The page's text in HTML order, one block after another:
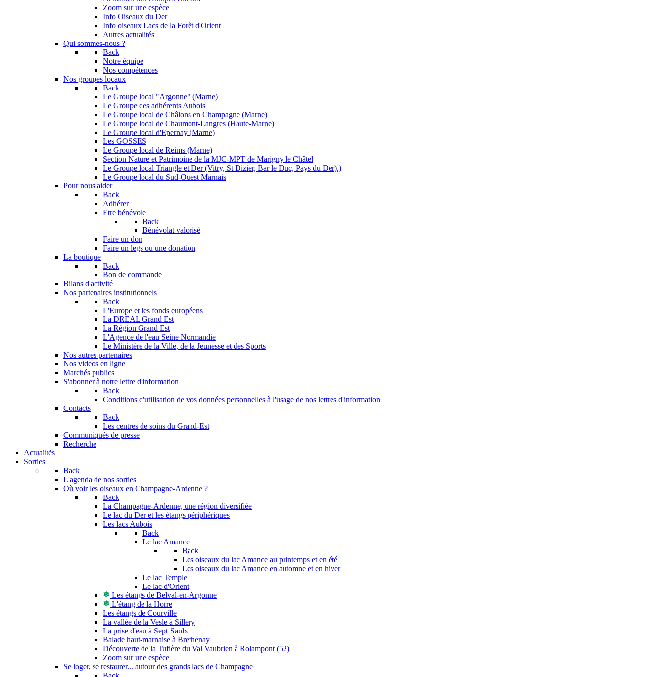
Zoom sur une espèce
Info Oiseaux du Der
Info oiseaux Lacs de la Forêt d'Orient
Autres actualités
Qui sommes-nous ?
Back
Notre équipe
Nos compétences
Nos groupes locaux
Back
Le Groupe local "Argonne" (Marne)
Le Groupe des adhérents Aubois
Le Groupe local de Châlons en Champagne (Marne)
Le Groupe local de Chaumont-Langres (Haute-Marne)
Le Groupe local d'Epernay (Marne)
Les GOSSES
Le Groupe local de Reims (Marne)
Section Nature et Patrimoine de la MJC-MPT de Marigny le Châtel
Le Groupe local Triangle et Der (Vitry, St Dizier, Bar le Duc, Pays du Der).)
Le Groupe local du Sud-Ouest Marnais
Pour nous aider
Back
Adhérer
Etre bénévole
Back
Bénévolat valorisé
Faire un don
Faire un legs ou une donation
La boutique
Back
Bon de commande
Bilans d'activité
Nos partenaires institutionnels
Back
L'Europe et les fonds européens
La DREAL Grand Est
La Région Grand Est
L'Agence de l'eau Seine Normandie
Le Ministère de la Ville, de la Jeunesse et des Sports
Nos autres partenaires
Nos vidéos en ligne
Marchés publics
S'abonner à notre lettre d'information
Back
Conditions d'utilisation de vos données personnelles à l'usage de nos lettres d'information
Contacts
Back
Les centres de soins du Grand-Est
Communiqués de presse
Recherche
Actualités
Sorties
Back
L'agenda de nos sorties
Où voir les oiseaux en Champagne-Ardenne ?
Back
La Champagne-Ardenne, une région diversifiée
Le lac du Der et les étangs périphériques
Les lacs Aubois
Back
Le lac Amance
Back
Les oiseaux du lac Amance au printemps et en été
Les oiseaux du lac Amance en automne et en hiver
Le lac Temple
Le lac d'Orient
Les étangs de Belval-en-Argonne
L'étang de la Horre
Les étangs de Courville
La vallée de la Vesle à Sillery
La prise d'eau à Sept-Saulx
Balade haut-marnaise à Brethenay
Découverte de la Tufière du Val Vaubrien à Rolampont (52)
Zoom sur une espèce
Se loger, se restaurer... autour des grands lacs de Champagne
Back